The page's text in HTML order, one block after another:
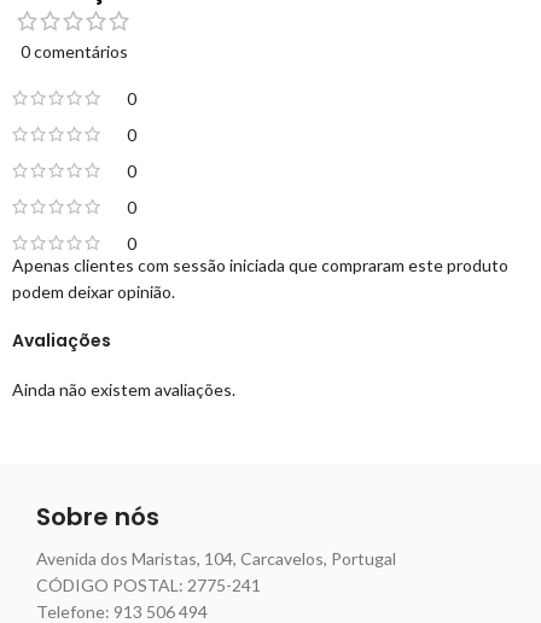
0 comentários
0
0
0
0
0
Avaliações
Ainda não existem avaliações.
Apenas clientes com sessão iniciada que compraram este produto
podem deixar opinião.
Sobre nós
Avenida dos Maristas, 104, Carcavelos, Portugal
CÓDIGO POSTAL: 2775-241
Telefone: 913 506 494